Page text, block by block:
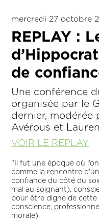
mercredi 27 octobre
REPLAY :
de
Une conférence
organisée par le
dernier, modérée
Avérous et
VOIR LE REPLAY
"Il fut une époque où
comme la rencontre
confiance du côté du
mal au soignant),
pour être digne de
conscience,
morale).